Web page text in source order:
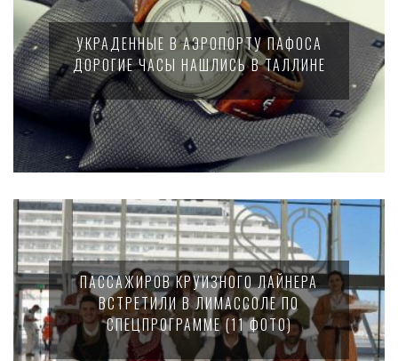
УКРАДЕННЫЕ В АЭРОПОРТУ ПАФОСА
ДОРОГИЕ ЧАСЫ НАШЛИСЬ В ТАЛЛИНЕ
ПАССАЖИРОВ КРУИЗНОГО ЛАЙНЕРА
ВСТРЕТИЛИ В ЛИМАССОЛЕ ПО
СПЕЦПРОГРАММЕ (11 ФОТО)